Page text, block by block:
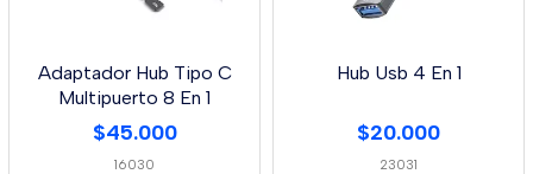
Adaptador Hub Tipo C
Multipuerto 8 En 1
$45.000
16030
Hub Usb 4 En 1
$20.000
23031